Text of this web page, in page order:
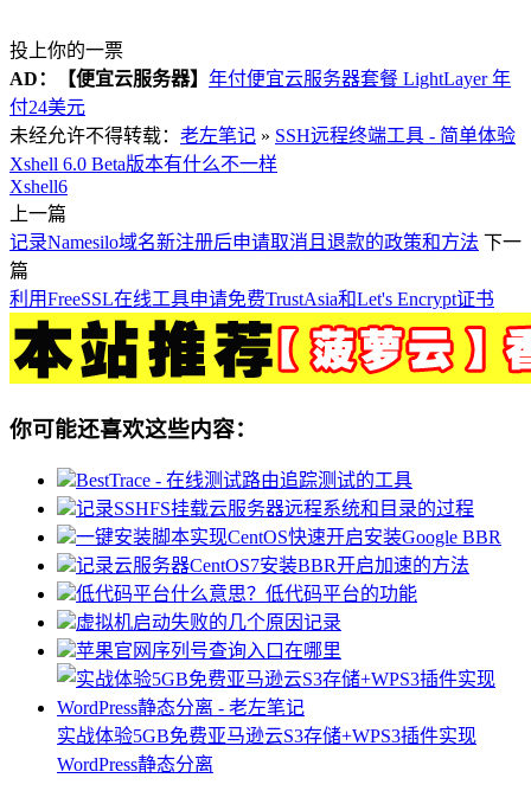
投上你的一票
AD：
【便宜云服务器】 年付便宜云服务器套餐 LightLayer 年
付24美元
未经允许不得转载： 老左笔记 » SSH远程终端工具 - 简单体验
Xshell 6.0 Beta版本有什么不一样
Xshell6
上一篇
记录Namesilo域名新注册后申请取消且退款的政策和方法 下一
篇
利用FreeSSL在线工具申请免费TrustAsia和Let's Encrypt证书
你可能还喜欢这些内容：
BestTrace - 在线测试路由追踪测试的工具
记录SSHFS挂载云服务器远程系统和目录的过程
一键安装脚本实现CentOS快速开启安装Google BBR
记录云服务器CentOS7安装BBR开启加速的方法
低代码平台什么意思？低代码平台的功能
虚拟机启动失败的几个原因记录
苹果官网序列号查询入口在哪里
实战体验5GB免费亚马逊云S3存储+WPS3插件实现
WordPress静态分离